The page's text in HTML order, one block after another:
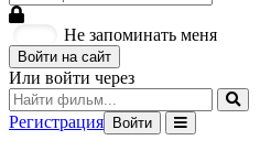
Не запоминать меня
Войти на сайт
Или войти через
Регистрация Войти